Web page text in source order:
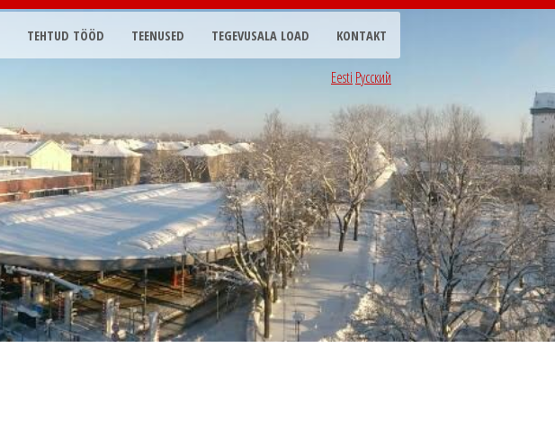
Eesti Русский
TEHTUD TÖÖD TEENUSED TEGEVUSALA LOAD KONTAKT